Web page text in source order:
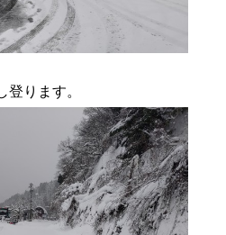
ります。